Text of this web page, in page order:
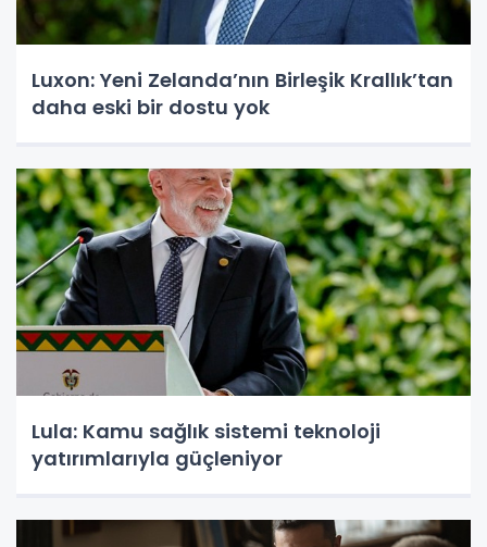
Luxon: Yeni Zelanda’nın Birleşik Krallık’tan
daha eski bir dostu yok
Lula: Kamu sağlık sistemi teknoloji
yatırımlarıyla güçleniyor